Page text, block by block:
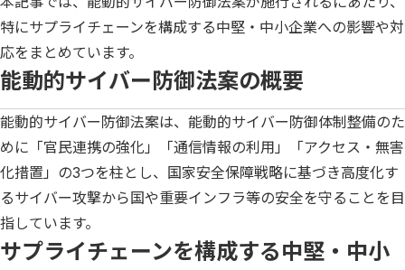
特にサプライチェーンを構成する中堅・中小企業への影響や対
応をまとめています。
能動的サイバー防御法案の概要
能動的サイバー防御法案は、能動的サイバー防御体制整備のた
めに「官民連携の強化」「通信情報の利用」「アクセス・無害
化措置」の3つを柱とし、国家安全保障戦略に基づき高度化す
るサイバー攻撃から国や重要インフラ等の安全を守ることを目
指しています。
サプライチェーンを構成する中堅・中小